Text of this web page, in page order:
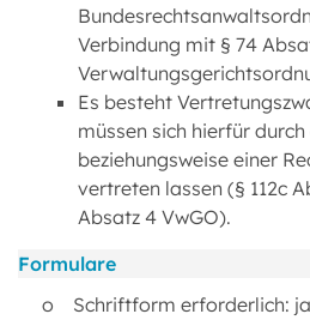
Verbindung mit § 74
Es besteht
müssen sich hierfür
beziehungsweise einer
vertreten lassen (§ 112c
Absatz 4 VwGO).
Formulare
o Schriftform erforderlich: ja